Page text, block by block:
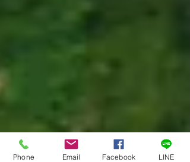
Phone Email Facebook LINE